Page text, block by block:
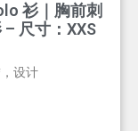
衫｜胸前刺
– 尺寸：XXS
设计